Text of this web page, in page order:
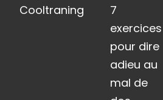
Cooltraning
7
exercices
pour dire
adieu au
mal de